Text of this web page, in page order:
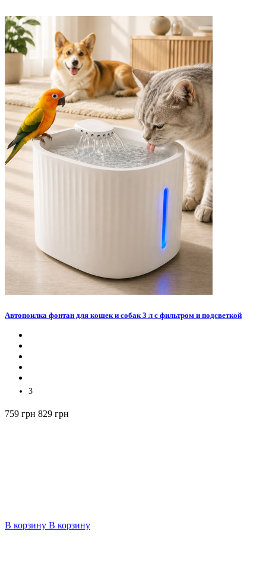
Автопоилка фонтан для кошек и собак 3 л с фильтром и подсветкой
3
759 грн 829 грн
В корзину В корзину